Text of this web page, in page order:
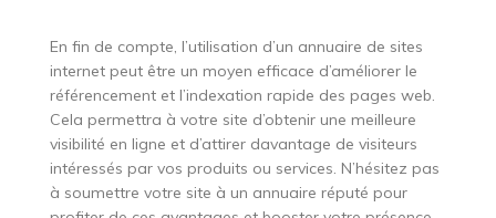
En fin de compte, l’utilisation d’un annuaire de sites
internet peut être un moyen efficace d’améliorer le
référencement et l’indexation rapide des pages web.
Cela permettra à votre site d’obtenir une meilleure
visibilité en ligne et d’attirer davantage de visiteurs
intéressés par vos produits ou services. N’hésitez pas
à soumettre votre site à un annuaire réputé pour